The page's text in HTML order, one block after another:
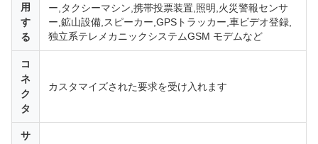
用
す
る
ー,タクシーマシン,携帯投票装置,照明,火災警報センサ
ー,鉱山設備,スピーカー,GPSトラッカー,車ビデオ登録,
独立系テレメカニックシステムGSM モデムなど
コ
ネ
ク
タ
カスタマイズされた要求を受け入れます
サ